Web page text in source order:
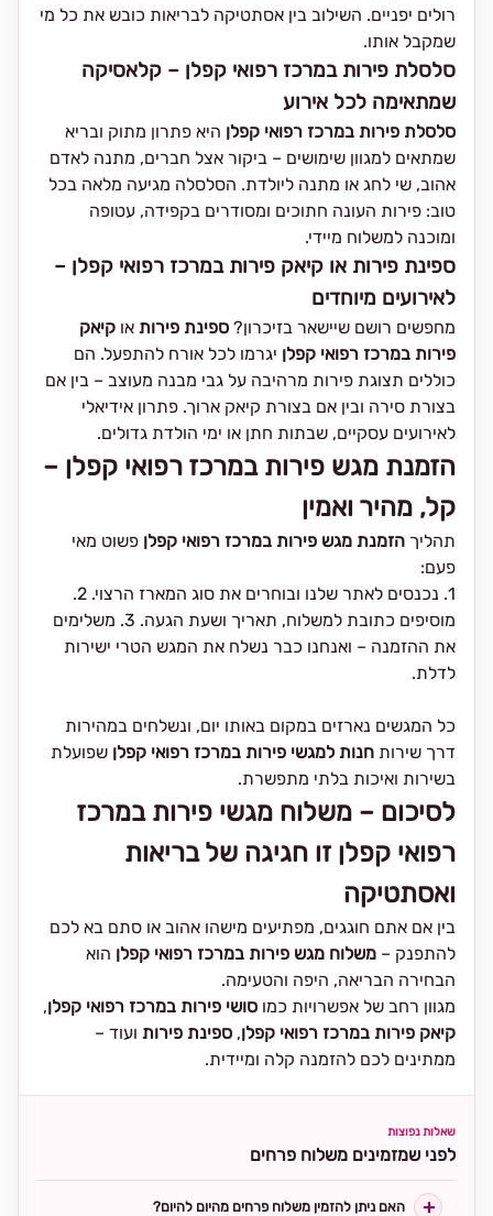
רולים יפניים. השילוב בין אסתטיקה לבריאות כובש את כל מי
שמקבל אותו.
סלסלת פירות במרכז רפואי קפלן – קלאסיקה
שמתאימה לכל אירוע
סלסלת פירות במרכז רפואי קפלן היא פתרון מתוק ובריא
שמתאים למגוון שימושים – ביקור אצל חברים, מתנה לאדם
אהוב, שי לחג או מתנה ליולדת. הסלסלה מגיעה מלאה בכל
טוב: פירות העונה חתוכים ומסודרים בקפידה, עטופה
ומוכנה למשלוח מיידי.
ספינת פירות או קיאק פירות במרכז רפואי קפלן –
לאירועים מיוחדים
מחפשים רושם שיישאר בזיכרון? ספינת פירות או קיאק
פירות במרכז רפואי קפלן יגרמו לכל אורח להתפעל. הם
כוללים תצוגת פירות מרהיבה על גבי מבנה מעוצב – בין אם
בצורת סירה ובין אם בצורת קיאק ארוך. פתרון אידיאלי
לאירועים עסקיים, שבתות חתן או ימי הולדת גדולים.
הזמנת מגש פירות במרכז רפואי קפלן –
קל, מהיר ואמין
תהליך הזמנת מגש פירות במרכז רפואי קפלן פשוט מאי
פעם:
1. נכנסים לאתר שלנו ובוחרים את סוג המארז הרצוי. 2.
מוסיפים כתובת למשלוח, תאריך ושעת הגעה. 3. משלימים
את ההזמנה – ואנחנו כבר נשלח את המגש הטרי ישירות
לדלת.
כל המגשים נארזים במקום באותו יום, ונשלחים במהירות
דרך שירות חנות למגשי פירות במרכז רפואי קפלן שפועלת
בשירות ואיכות בלתי מתפשרת.
לסיכום – משלוח מגשי פירות במרכז
רפואי קפלן זו חגיגה של בריאות
ואסתטיקה
בין אם אתם חוגגים, מפתיעים מישהו אהוב או סתם בא לכם
להתפנק – משלוח מגש פירות במרכז רפואי קפלן הוא
הבחירה הבריאה, היפה והטעימה.
מגוון רחב של אפשרויות כמו סושי פירות במרכז רפואי קפלן,
קיאק פירות במרכז רפואי קפלן, ספינת פירות ועוד –
ממתינים לכם להזמנה קלה ומיידית.
שאלות נפוצות
לפני שמזמינים משלוח פרחים
האם ניתן להזמין משלוח פרחים מהיום להיום?